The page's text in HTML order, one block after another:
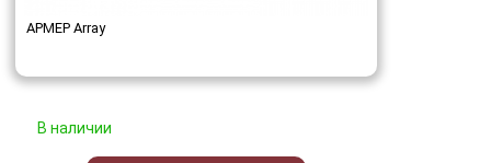
АРМЕР Array
В наличии